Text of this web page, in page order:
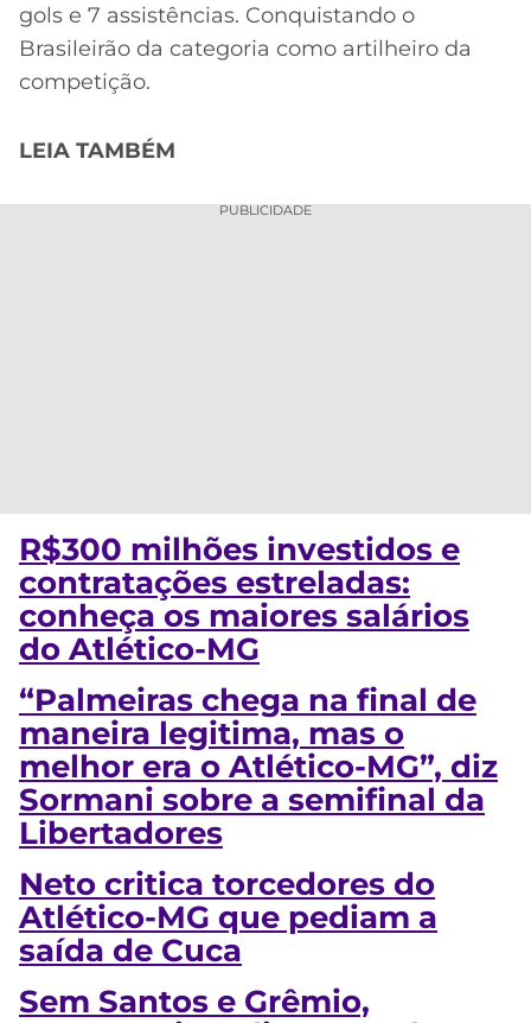
gols e 7 assistências. Conquistando o
Brasileirão da categoria como artilheiro da
competição.
LEIA TAMBÉM
PUBLICIDADE
R$300 milhões investidos e
contratações estreladas:
conheça os maiores salários
do Atlético-MG
“Palmeiras chega na final de
maneira legitima, mas o
melhor era o Atlético-MG”, diz
Sormani sobre a semifinal da
Libertadores
Neto critica torcedores do
Atlético-MG que pediam a
saída de Cuca
Sem Santos e Grêmio,